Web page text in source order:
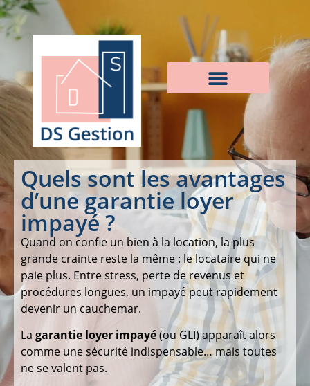
Quels sont les avantages
d’une garantie loyer
impayé ?
Quand on confie un bien à la location, la plus
grande crainte reste la même : le locataire qui ne
paie plus. Entre stress, perte de revenus et
procédures longues, un impayé peut rapidement
devenir un cauchemar.
La garantie loyer impayé(ou GLI) apparaît alors
comme une sécurité indispensable… mais toutes
ne se valent pas.